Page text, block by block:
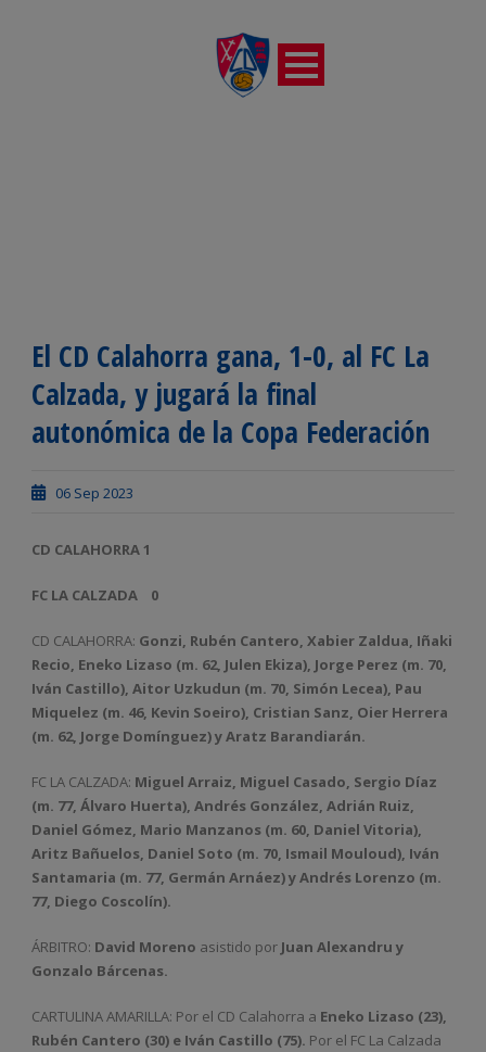
El CD Calahorra gana, 1-0, al FC La
Calzada, y jugará la final
autonómica de la Copa Federación
06 Sep 2023
CD CALAHORRA 1
FC LA CALZADA 0
CD CALAHORRA: Gonzi, Rubén Cantero, Xabier Zaldua, Iñaki
Recio, Eneko Lizaso (m. 62, Julen Ekiza), Jorge Perez (m. 70,
Iván Castillo), Aitor Uzkudun (m. 70, Simón Lecea), Pau
Miquelez (m. 46, Kevin Soeiro), Cristian Sanz, Oier Herrera
(m. 62, Jorge Domínguez) y Aratz Barandiarán.
FC LA CALZADA: Miguel Arraiz, Miguel Casado, Sergio Díaz
(m. 77, Álvaro Huerta), Andrés González, Adrián Ruiz,
Daniel Gómez, Mario Manzanos (m. 60, Daniel Vitoria),
Aritz Bañuelos, Daniel Soto (m. 70, Ismail Mouloud), Iván
Santamaria (m. 77, Germán Arnáez) y Andrés Lorenzo (m.
77, Diego Coscolín).
ÁRBITRO: David Moreno asistido por Juan Alexandru y
Gonzalo Bárcenas.
CARTULINA AMARILLA: Por el CD Calahorra a Eneko Lizaso (23),
Rubén Cantero (30) e Iván Castillo (75). Por el FC La Calzada